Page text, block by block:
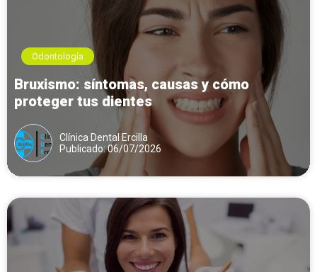
Odontología
Bruxismo: síntomas, causas y cómo
proteger tus dientes
Clínica Dental Ercilla
Publicado: 06/07/2026